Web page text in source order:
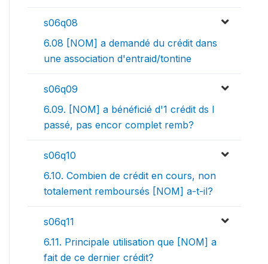
s06q08
6.08 [NOM] a demandé du crédit dans
une association d'entraid/tontine
s06q09
6.09. [NOM] a bénéficié d'1 crédit ds l
passé, pas encor complet remb?
s06q10
6.10. Combien de crédit en cours, non
totalement remboursés [NOM] a-t-il?
s06q11
6.11. Principale utilisation que [NOM] a
fait de ce dernier crédit?